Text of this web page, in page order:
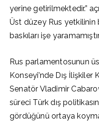
yerine getirilmektedir.”
Üst düzey Rus yetkilinin
baskıları işe
Rus parlamentosunun
Konseyi’nde Dış İlişkiler
Senatör Vladimir
süreci Türk dış
gördüğünü ortaya